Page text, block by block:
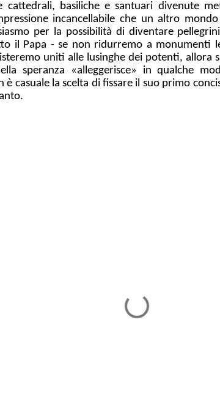
basiliche e santuari divenute
incancellabile che un altro
per la possibilità di diventare
il Papa - se non ridurremo a monumenti
uniti alle lusinghe dei potenti, allora
speranza «alleggerisce» in qualche
è casuale la scelta di fissare il suo primo